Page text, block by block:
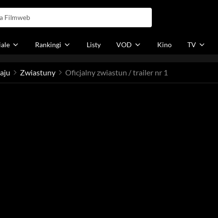
Rankingi Listy VOD Kino TV
Zwiastuny Oficjalny zwiastun / trailer nr 1